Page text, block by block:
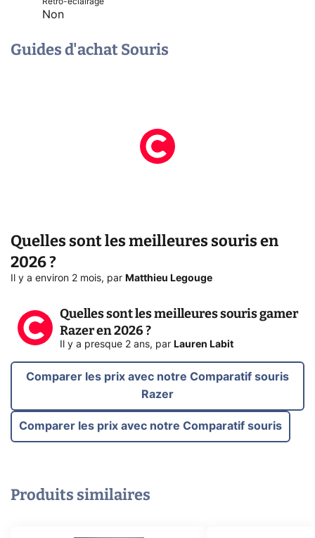
Non
Guides d'achat Souris
Quelles sont les meilleures souris en
2026 ?
Il y a environ 2 mois, par Matthieu Legouge
Quelles sont les meilleures souris gamer
Razer en 2026 ?
Il y a presque 2 ans, par Lauren Labit
Comparer les prix avec notre Comparatif souris
Razer
Comparer les prix avec notre Comparatif souris
Produits similaires